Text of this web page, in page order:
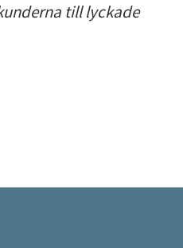
till lyckade